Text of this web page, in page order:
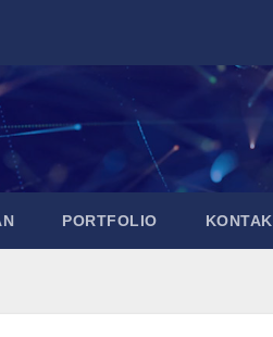
PORTFOLIO KONTAK